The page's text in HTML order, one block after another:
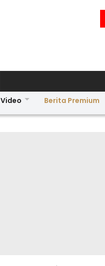
Video Berita Premium